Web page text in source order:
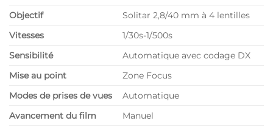
Objectif
Solitar 2,8/40 mm à 4 lentilles
Vitesses
1/30s-1/500s
Sensibilité
Automatique avec codage DX
Mise au point
Zone Focus
Modes de prises de vues
Automatique
Avancement du film
Manuel